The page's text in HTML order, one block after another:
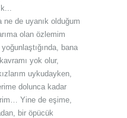
de uyanık olduğum
olan özlemim
bana
yok olur,
uykudayken,
dolunca kadar
Yine de eşime,
bir öpücük